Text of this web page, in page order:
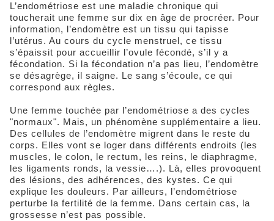
L’endométriose est une maladie chronique qui
toucherait une femme sur dix en âge de procréer. Pour
information, l’endomètre est un tissu qui tapisse
l’utérus. Au cours du cycle menstruel, ce tissu
s’épaissit pour accueillir l’ovule fécondé, s’il y a
fécondation. Si la fécondation n’a pas lieu, l’endomètre
se désagrège, il saigne. Le sang s’écoule, ce qui
correspond aux règles.
Une femme touchée par l’endométriose a des cycles
"normaux". Mais, un phénomène supplémentaire a lieu.
Des cellules de l’endomètre migrent dans le reste du
corps. Elles vont se loger dans différents endroits (les
muscles, le colon, le rectum, les reins, le diaphragme,
les ligaments ronds, la vessie….). Là, elles provoquent
des lésions, des adhérences, des kystes. Ce qui
explique les douleurs. Par ailleurs, l’endométriose
perturbe la fertilité de la femme. Dans certain cas, la
grossesse n’est pas possible.